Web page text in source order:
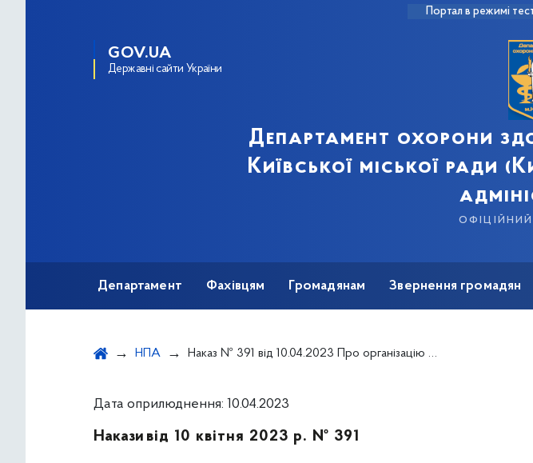
Портал в режимі
GOV.UA
Державні сайти України
Департамент охорони
Київської міської ради
Департамент Фахівцям Громадянам Звернення громадян
НПА Наказ № 391 від 10.04.2023 Про організацію надання медичної допомоги при гострому мозковому інсульті
Дата оприлюднення: 10.04.2023
Накази від 10 квітня 2023 р. № 391